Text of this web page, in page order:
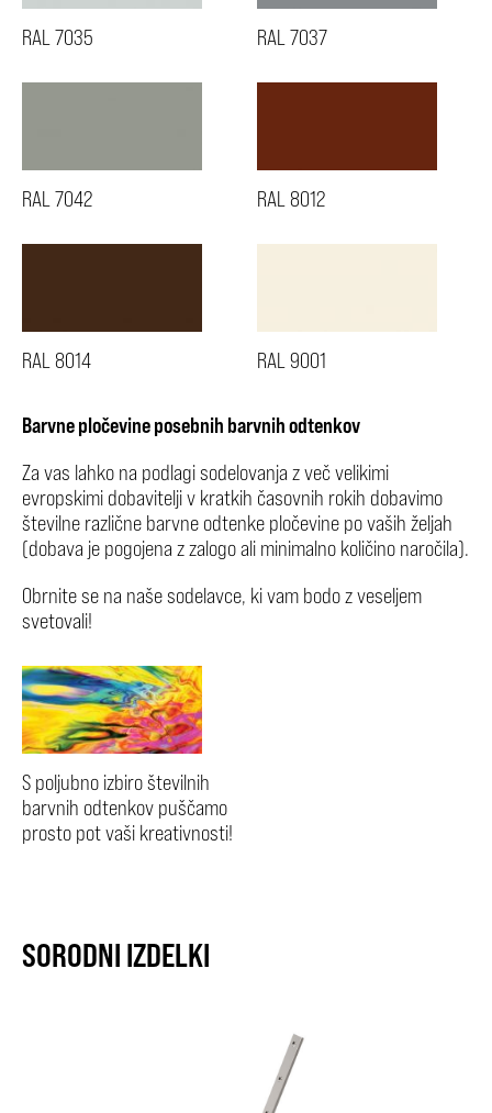
RAL 7035 RAL 7037
RAL 7042 RAL 8012
RAL 8014 RAL 9001
Barvne pločevine posebnih barvnih odtenkov
Za vas lahko na podlagi sodelovanja z več velikimi
evropskimi dobavitelji v kratkih časovnih rokih dobavimo
številne različne barvne odtenke pločevine po vaših željah
(dobava je pogojena z zalogo ali minimalno količino naročila).
Obrnite se na naše sodelavce, ki vam bodo z veseljem
svetovali!
S poljubno izbiro številnih
barvnih odtenkov puščamo
prosto pot vaši kreativnosti!
SORODNI IZDELKI